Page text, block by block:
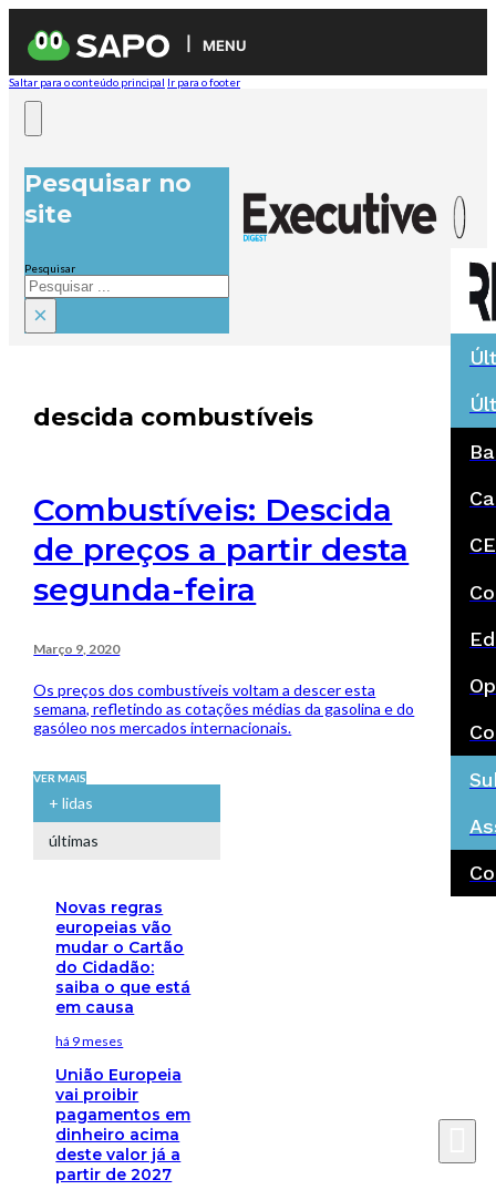
MENU
Saltar para o conteúdo principal Ir para o footer
Pesquisar no
site
Pesquisar
×
descida combustíveis
Combustíveis: Descida
de preços a partir desta
segunda-feira
Março 9, 2020
Os preços dos combustíveis voltam a descer esta
semana, refletindo as cotações médias da gasolina e do
gasóleo nos mercados internacionais.
VER MAIS
+ lidas
últimas
Novas regras
europeias vão
mudar o Cartão
do Cidadão:
saiba o que está
em causa
há 9 meses
União Europeia
vai proibir
pagamentos em
dinheiro acima
deste valor já a
partir de 2027